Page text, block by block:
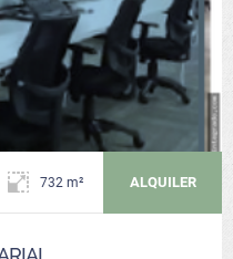
732 m² ALQUILER